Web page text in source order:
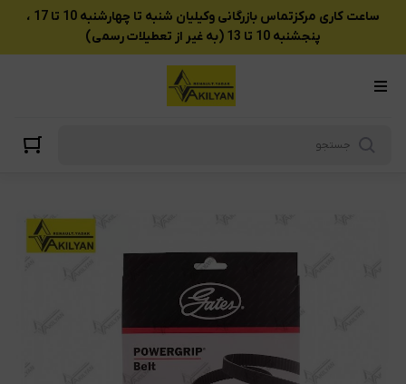
ساعت کاری مرکزتماس بازرگانی وکیلیان شنبه تا چهارشنبه 10 تا 17 ،
پنجشنبه 10 تا 13 (به غیر از تعطیلات رسمی)